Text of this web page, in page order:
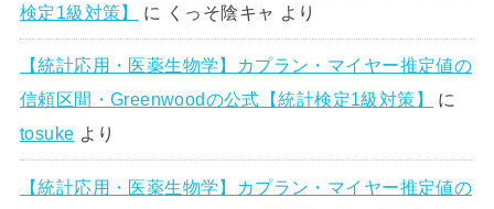
検定1級対策】
に くっそ陰キャ より
【統計応用・医薬生物学】カプラン・マイヤー推定値の
信頼区間・Greenwoodの公式【統計検定1級対策】
に
tosuke より
【統計応用・医薬生物学】カプラン・マイヤー推定値の